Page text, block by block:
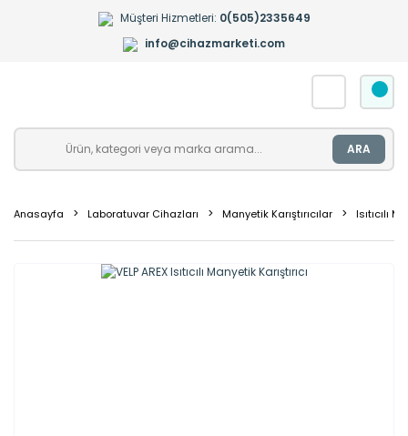
Müşteri Hizmetleri: 0(505)2335649
info@cihazmarketi.com
ARA
Anasayfa Laboratuvar Cihazları Manyetik Karıştırıcılar Isıtıcılı